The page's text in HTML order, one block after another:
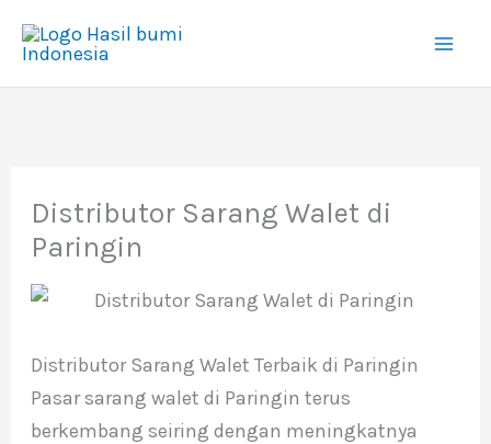
konten
Distributor Sarang Walet di
Paringin
Distributor Sarang Walet Terbaik di Paringin
Pasar sarang walet di Paringin terus
berkembang seiring dengan meningkatnya